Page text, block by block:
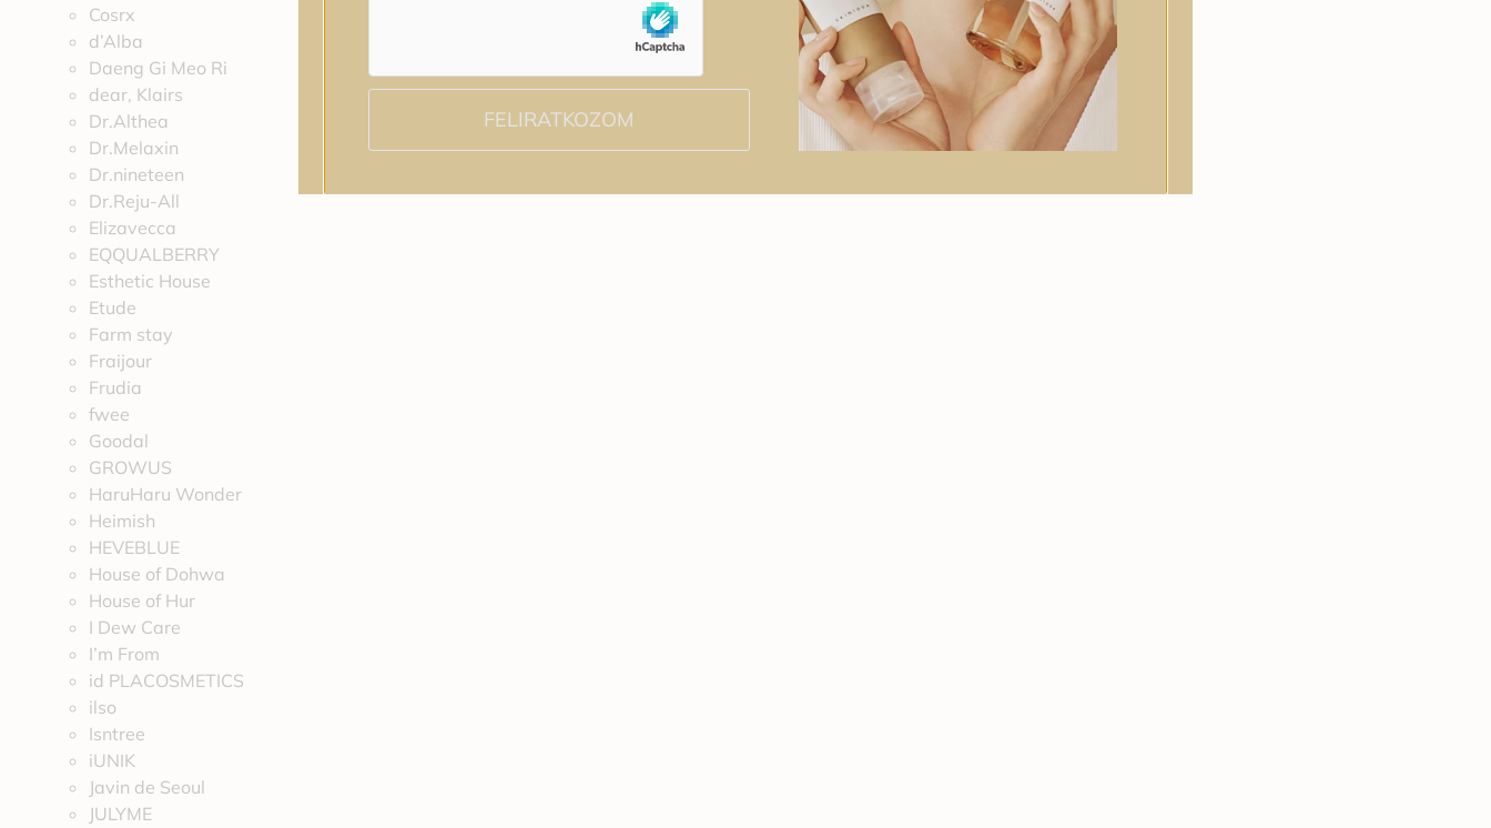
Cosrx
d’Alba
Daeng Gi Meo Ri
dear, Klairs
Dr.Althea
Dr.Melaxin
Dr.nineteen
Dr.Reju-All
Elizavecca
EQQUALBERRY
Esthetic House
Etude
Farm stay
Fraijour
Frudia
fwee
Goodal
GROWUS
HaruHaru Wonder
Heimish
HEVEBLUE
House of Dohwa
House of Hur
I Dew Care
I’m From
id PLACOSMETICS
ilso
Isntree
iUNIK
Javin de Seoul
JULYME
FELIRATKOZOM